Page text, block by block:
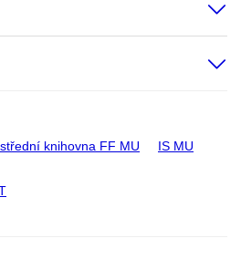
knihovna FF MU IS MU